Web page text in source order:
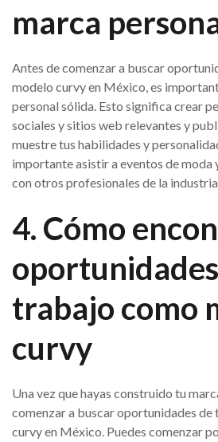
marca
Antes de comenzar a buscar
modelo curvy en México, es
personal sólida. Esto significa crear
sociales y sitios web relevantes y
muestre tus habilidades y
importante asistir a eventos de moda
con otros profesionales de la
4. Cómo
trabajo como
curvy
Una vez que hayas construido tu
comenzar a buscar oportunidades
curvy en México. Puedes comenzar